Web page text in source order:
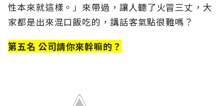
性本來就這樣。」來帶過，讓人聽了火冒三丈，大
家都是出來混口飯吃的，講話客氣點很難嗎？
第五名 公司請你來幹嘛的？